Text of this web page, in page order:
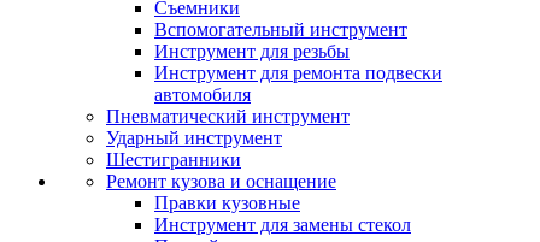
Съемники
Вспомогательный инструмент
Инструмент для резьбы
Инструмент для ремонта подвески
автомобиля
Пневматический инструмент
Ударный инструмент
Шестигранники
Ремонт кузова и оснащение
Правки кузовные
Инструмент для замены стекол